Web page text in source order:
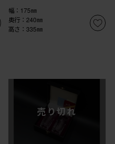
幅：175㎜
奥行：240㎜
高さ：335㎜
売り切れ